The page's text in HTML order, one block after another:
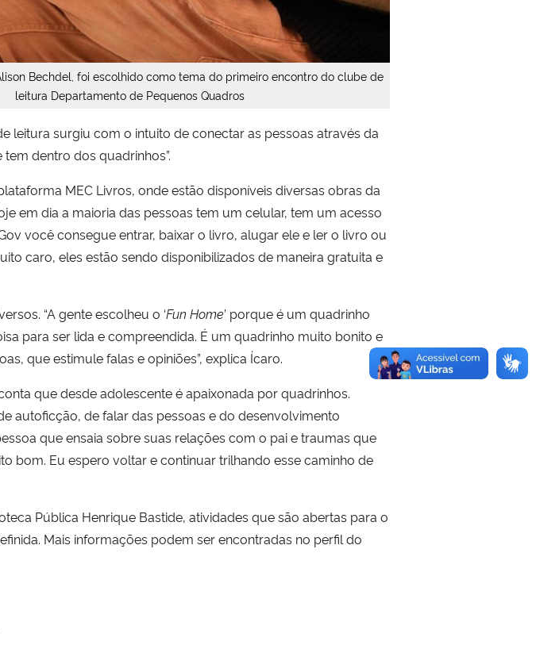
Bechdel, foi escolhido como tema do primeiro encontro do clube de
leitura Departamento de Pequenos Quadros
leitura surgiu com o intuito de conectar as pessoas através da
dentro dos quadrinhos”.
MEC Livros, onde estão disponíveis diversas obras da
em dia a maioria das pessoas tem um celular, tem um acesso
você consegue entrar, baixar o livro, alugar ele e ler o livro ou
caro, eles estão sendo disponibilizados de maneira gratuita e
“A gente escolheu o ‘Fun Home’ porque é um quadrinho
para ser lida e compreendida. É um quadrinho muito bonito e
que estimule falas e opiniões”, explica Ícaro.
que desde adolescente é apaixonada por quadrinhos.
autoficção, de falar das pessoas e do desenvolvimento
que ensaia sobre suas relações com o pai e traumas que
bom. Eu espero voltar e continuar trilhando esse caminho de
Pública Henrique Bastide, atividades que são abertas para o
Mais informações podem ser encontradas no perfil do